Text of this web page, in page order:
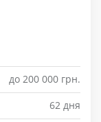
до 200 000 грн.
62 дня